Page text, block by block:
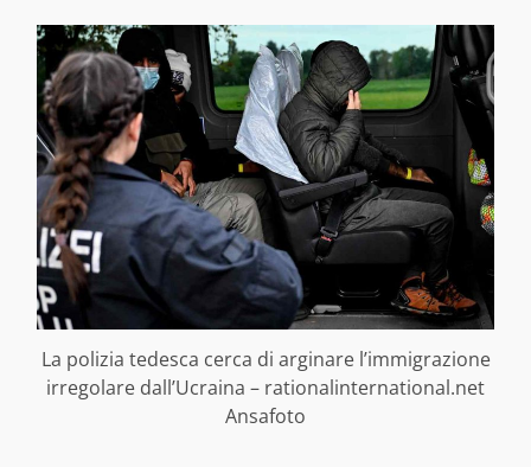
La polizia tedesca cerca di arginare l’immigrazione
irregolare dall’Ucraina – rationalinternational.net
Ansafoto